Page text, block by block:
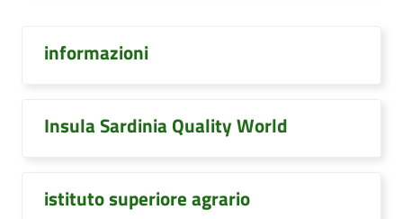
informazioni
Insula Sardinia Quality World
istituto superiore agrario